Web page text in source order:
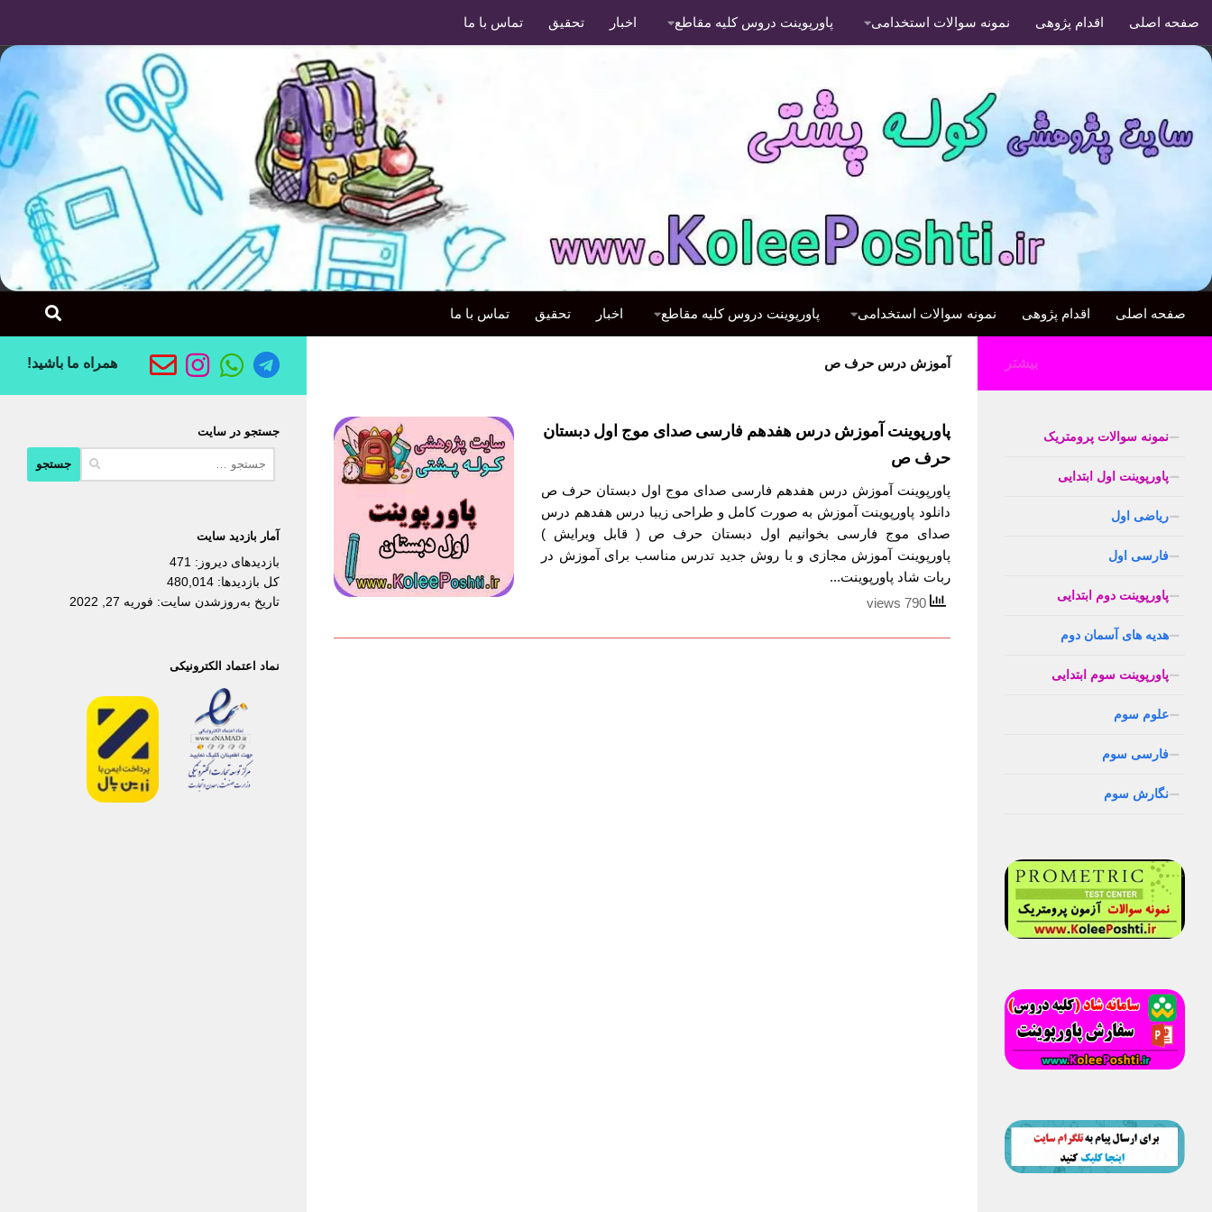
صفحه اصلی اقدام پژوهی نمونه سوالات استخدامی پاورپوینت دروس کلیه مقاطع اخبار تحقیق تماس با ما
صفحه اصلی اقدام پژوهی نمونه سوالات استخدامی پاورپوینت دروس کلیه مقاطع اخبار تحقیق تماس با ما
آموزش درس حرف ص
پاورپوینت آموزش درس هفدهم فارسی صدای موج اول دبستان
حرف ص
پاورپوینت آموزش درس هفدهم فارسی صدای موج اول دبستان حرف ص
دانلود پاورپوینت آموزش به صورت کامل و طراحی زیبا درس هفدهم درس
صدای موج فارسی بخوانیم اول دبستان حرف ص ( قابل ویرایش )
پاورپوینت آموزش مجازی و با روش جدید تدرس مناسب برای آموزش در
ربات شاد پاورپوینت...
همراه ما باشید!
جستجو در سایت
آمار بازدید سایت
بازدیدهای دیروز: 471
کل بازدیدها: 480,014
تاریخ به‌روزشدن سایت: فوریه 27, 2022
نماد اعتماد الکترونیکی
بیشتر
نمونه سوالات پرومتریک
پاورپوینت اول ابتدایی
ریاضی اول
فارسی اول
پاورپوینت دوم ابتدایی
هدیه های آسمان دوم
پاورپوینت سوم ابتدایی
علوم سوم
فارسی سوم
نگارش سوم